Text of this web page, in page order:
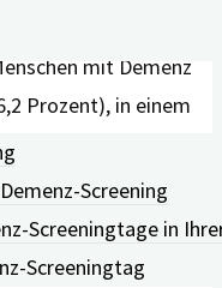
Screening
Screeningtage in
Screeningtag
die
mit Demenz
Prozent), in einem
Alten- oder
keinem einzigen Fall
oder
spezialisiert